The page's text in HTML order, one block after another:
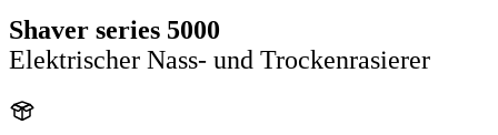
Shaver series 5000
Elektrischer Nass- und Trockenrasierer